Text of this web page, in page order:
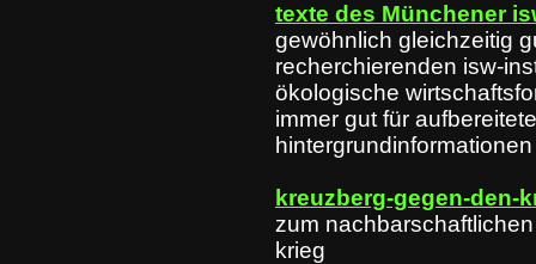
texte des Münchener
gewöhnlich gleichzeitig
recherchierenden isw-
ökologische
immer gut für aufbereitete
hintergrundinformationen
kreuzberg-gegen-den-
zum
krieg